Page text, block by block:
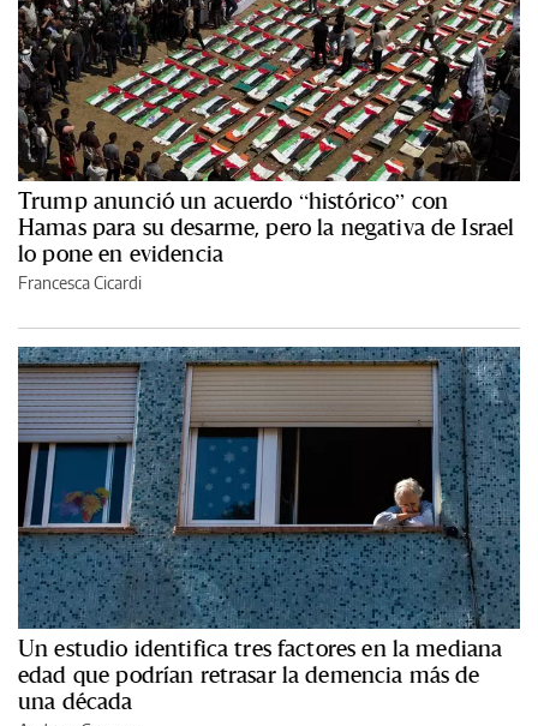
Trump anunció un acuerdo “histórico” con
Hamas para su desarme, pero la negativa de Israel
lo pone en evidencia
Francesca Cicardi
Un estudio identifica tres factores en la mediana
edad que podrían retrasar la demencia más de
una década